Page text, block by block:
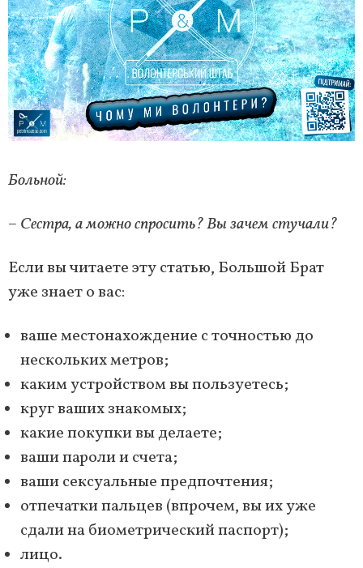
Больной:
– Сестра, а можно спросить? Вы зачем стучали?
Если вы читаете эту статью, Большой Брат
уже знает о вас:
ваше местонахождение с точностью до
нескольких метров;
каким устройством вы пользуетесь;
круг ваших знакомых;
какие покупки вы делаете;
ваши пароли и счета;
ваши сексуальные предпочтения;
отпечатки пальцев (впрочем, вы их уже
сдали на биометрический паспорт);
лицо.